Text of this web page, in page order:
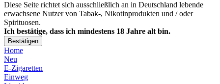
Diese Seite richtet sich ausschließlich an in Deutschland lebende
erwachsene Nutzer von Tabak-, Nikotinprodukten und / oder
Spirituosen.
Ich bestätige, dass ich mindestens 18 Jahre alt bin.
Bestätigen
Home
Neu
E-Zigaretten
Einweg